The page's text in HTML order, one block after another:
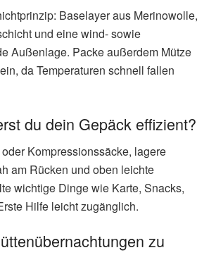
Baselayer aus Merinowolle,
und eine wind- sowie
Außenlage. Packe außerdem Mütze
da Temperaturen schnell fallen
du dein Gepäck effizient?
Kompressionssäcke, lagere
am Rücken und oben leichte
wichtige Dinge wie Karte, Snacks,
Hilfe leicht zugänglich.
zu